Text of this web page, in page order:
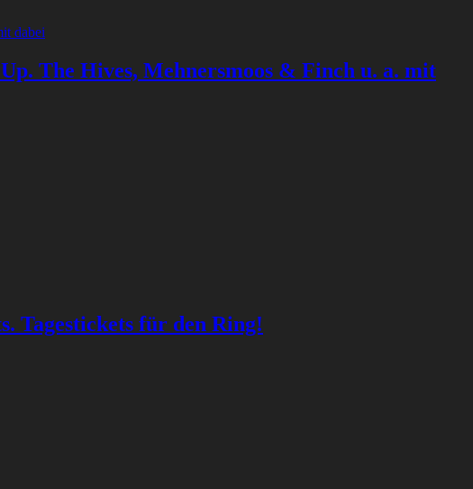
The Hives, Mehnersmoos & Finch u. a. mit
Tagestickets für den Ring!